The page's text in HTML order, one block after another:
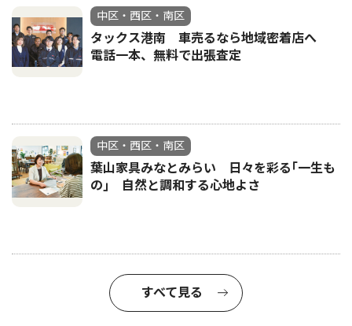
中区・西区・南区
タックス港南 車売るなら地域密着店へ
電話一本、無料で出張査定
中区・西区・南区
葉山家具みなとみらい 日々を彩る｢一生も
の｣ 自然と調和する心地よさ
すべて見る